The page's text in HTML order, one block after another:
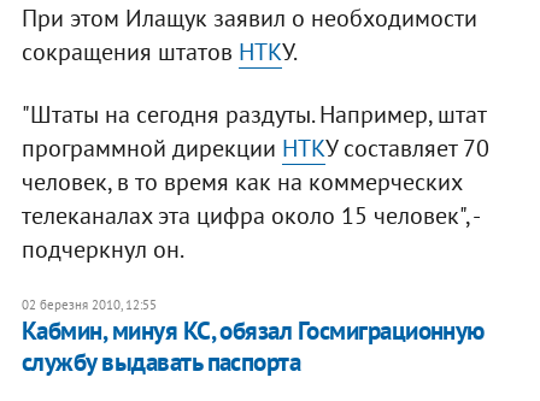
При этом Илащук заявил о необходимости
сокращения штатов НТКУ.
"Штаты на сегодня раздуты. Например, штат
программной дирекции НТКУ составляет 70
человек, в то время как на коммерческих
телеканалах эта цифра около 15 человек", -
подчеркнул он.
02 березня 2010, 12:55
Кабмин, минуя КС, обязал Госмиграционную
службу выдавать паспорта